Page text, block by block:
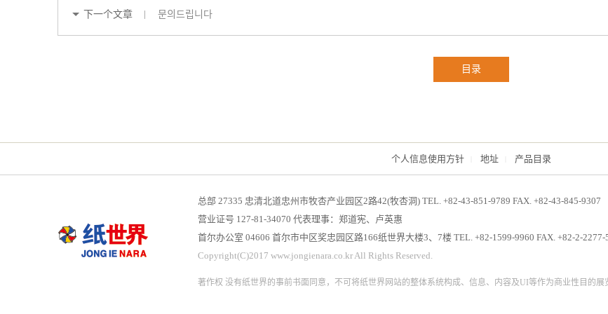
下一个文章 문의드립니다
目录
个人信息使用方针 地址 产品目录
总部 27335 忠清北道忠州市牧杏产业园区2路42(牧杏洞) TEL. +82-43-851-9789 FAX. +82-43-845-9307
营业证号 127-81-34070 代表理事：郑道宪、卢英惠
首尔办公室 04606 首尔市中区奖忠园区路166纸世界大楼3、7楼 TEL. +82-1599-9960 FAX. +82-2-
Copyright(C)2017 www.jongienara.co.kr All Rights Reserved.
著作权 没有纸世界的事前书面同意，不可将纸世界网站的整体系统构成、信息、内容及UI等作为商业性目的展